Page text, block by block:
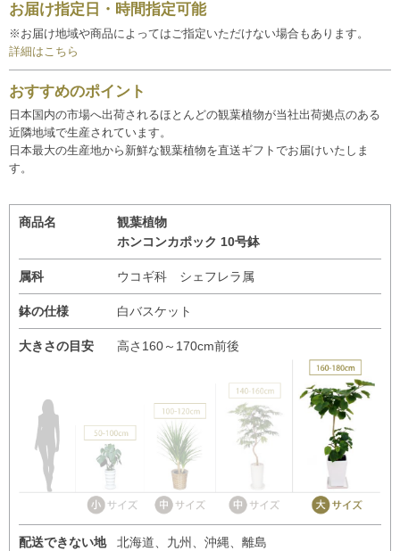
お届け指定日・時間指定可能
※お届け地域や商品によってはご指定いただけない場合もあります。
詳細はこちら
おすすめのポイント
日本国内の市場へ出荷されるほとんどの観葉植物が当社出荷拠点のある
近隣地域で生産されています。
日本最大の生産地から新鮮な観葉植物を直送ギフトでお届けいたしま
す。
商品名
観葉植物
ホンコンカポック 10号鉢
属科 ウコギ科 シェフレラ属
鉢の仕様 白バスケット
大きさの目安 高さ160～170cm前後
配送できない地 北海道、九州、沖縄、離島